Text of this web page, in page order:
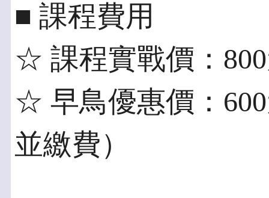
■ 課程費用
☆ 課程實戰價：
☆ 早鳥優惠價：
並繳費）